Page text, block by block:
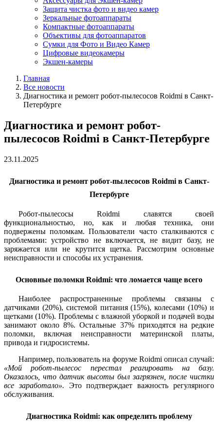
Защита чистка фото и видео камер
Зеркальные фотоаппараты
Компактные фотоаппараты
Объективы для фотоаппаратов
Сумки для Фото и Видео Камер
Цифровые видеокамеры
Экшен-камеры
Главная
Все новости
Диагностика и ремонт робот-пылесосов Roidmi в Санкт-
Петербурге
Диагностика и ремонт робот-
пылесосов Roidmi в Санкт-Петербурге
23.11.2025
Диагностика и ремонт робот-пылесосов Roidmi в Санкт-
Петербурге
Робот-пылесосы Roidmi славятся своей
функциональностью, но, как и любая техника, они
подвержены поломкам. Пользователи часто сталкиваются с
проблемами: устройство не включается, не видит базу, не
заряжается или не крутится щетка. Рассмотрим основные
неисправности и способы их устранения.
Основные поломки Roidmi: что ломается чаще всего
Наиболее распространенные проблемы связаны с
датчиками (20%), системой питания (15%), колесами (10%) и
щетками (10%). Проблемы с влажной уборкой и подачей воды
занимают около 8%. Остальные 37% приходятся на редкие
поломки, включая неисправности материнской платы,
привода и гидросистемы.
Например, пользователь на форуме Roidmi описал случай:
«Мой робот-пылесос перестал реагировать на базу.
Оказалось, что датчик высоты был загрязнен, после чистки
все заработало». Это подтверждает важность регулярного
обслуживания.
Диагностика Roidmi: как определить проблему